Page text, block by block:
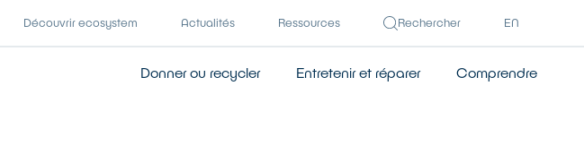
Découvrir ecosystem Actualités Ressources Rechercher EN
Donner ou recycler Entretenir et réparer Comprendre